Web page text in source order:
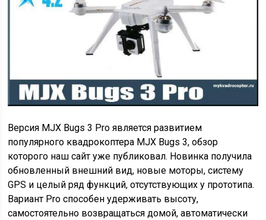
Версия MJX Bugs 3 Pro является развитием
популярного квадрокоптера MJX Bugs 3,обзор
которого наш сайт уже публиковал. Новинка получила
обновленный внешний вид, новые моторы, систему
GPS и целый ряд функций, отсутствующих у прототипа.
Вариант Pro способен удерживать высоту,
самостоятельно возвращаться домой, автоматически